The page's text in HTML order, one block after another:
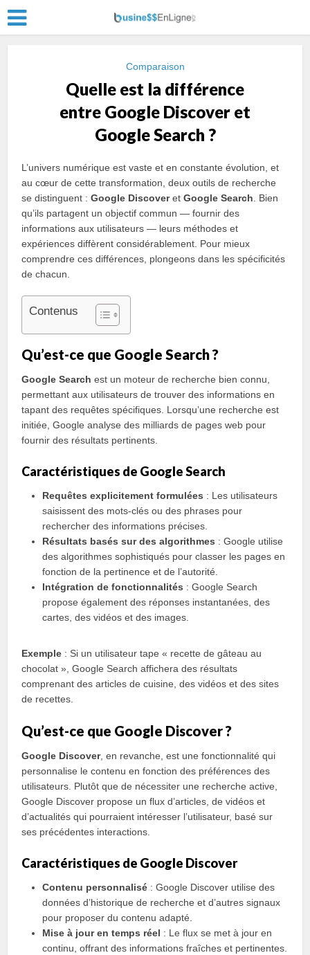
Comparaison
Quelle est la différence
entre Google Discover et
Google Search ?
L’univers numérique est vaste et en constante évolution, et
au cœur de cette transformation, deux outils de recherche
se distinguent :Google DiscoveretGoogle Search . Bien
qu’ils partagent un objectif commun — fournir des
informations aux utilisateurs — leurs méthodes et
expériences diffèrent considérablement. Pour mieux
comprendre ces différences, plongeons dans les spécificités
de chacun.
Contenus
Qu’est-ce que Google Search ?
Google Search est un moteur de recherche bien connu,
permettant aux utilisateurs de trouver des informations en
tapant des requêtes spécifiques. Lorsqu’une recherche est
initiée, Google analyse des milliards de pages web pour
fournir des résultats pertinents.
Caractéristiques de Google Search
Requêtes explicitement formulées : Les utilisateurs
saisissent des mots-clés ou des phrases pour
rechercher des informations précises.
Résultats basés sur des algorithmes : Google utilise
des algorithmes sophistiqués pour classer les pages en
fonction de la pertinence et de l’autorité.
Intégration de fonctionnalités : Google Search
propose également des réponses instantanées, des
cartes, des vidéos et des images.
Exemple : Si un utilisateur tape « recette de gâteau au
chocolat », Google Search affichera des résultats
comprenant des articles de cuisine, des vidéos et des sites
de recettes.
Qu’est-ce que Google Discover ?
Google Discover, en revanche, est une fonctionnalité qui
personnalise le contenu en fonction des préférences des
utilisateurs. Plutôt que de nécessiter une recherche active,
Google Discover propose un flux d’articles, de vidéos et
d’actualités qui pourraient intéresser l’utilisateur, basé sur
ses précédentes interactions.
Caractéristiques de Google Discover
Contenu personnalisé : Google Discover utilise des
données d’historique de recherche et d’autres signaux
pour proposer du contenu adapté.
Mise à jour en temps réel : Le flux se met à jour en
continu, offrant des informations fraîches et pertinentes.